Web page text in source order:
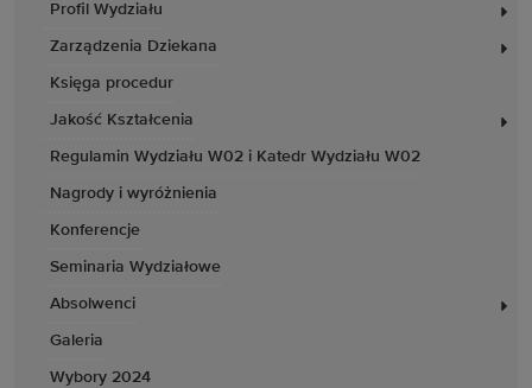
Profil Wydziału
Zarządzenia Dziekana
Księga procedur
Jakość Kształcenia
Regulamin Wydziału W02 i Katedr Wydziału W02
Nagrody i wyróżnienia
Konferencje
Seminaria Wydziałowe
Absolwenci
Galeria
Wybory 2024